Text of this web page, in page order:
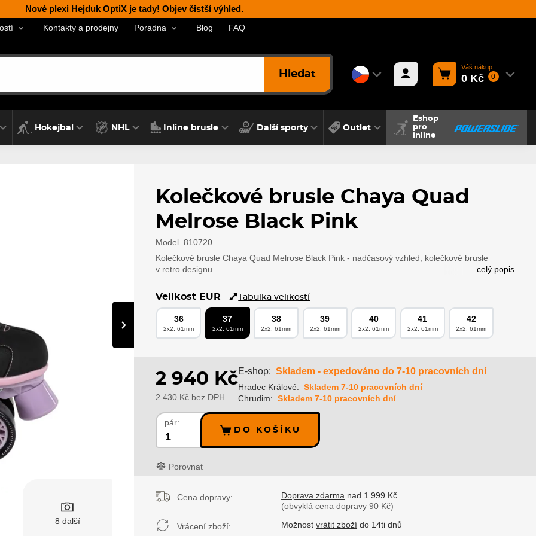
Nové plexi Hejduk OptiX je tady! Objev čistší výhled.
Kontakty a prodejny Poradna Blog FAQ
Hledat
Váš nákup
0 Kč 0
Hokejbal NHL Inline brusle Další sporty Outlet
Eshop
pro
inline
›
8 další
Kolečkové brusle Chaya Quad
Melrose Black Pink
Model 810720
Kolečkové brusle Chaya Quad Melrose Black Pink - nadčasový vzhled, kolečkové brusle
v retro designu.
... celý popis
Velikost EUR Tabulka velikostí
36
2x2, 61mm
37
2x2, 61mm
38
2x2, 61mm
39
2x2, 61mm
40
2x2, 61mm
41
2x2, 61mm
42
2x2, 61mm
2 940 Kč
2 430 Kč bez DPH
E-shop: Skladem - expedováno do 7-10 pracovních dní
Hradec Králové: Skladem 7-10 pracovních dní
Chrudim: Skladem 7-10 pracovních dní
pár:
DO KOŠÍKU
Porovnat
Cena dopravy: Doprava zdarma nad 1 999 Kč
(obvyklá cena dopravy 90 Kč)
Vrácení zboží: Možnostvrátit zboží do 14ti dnů